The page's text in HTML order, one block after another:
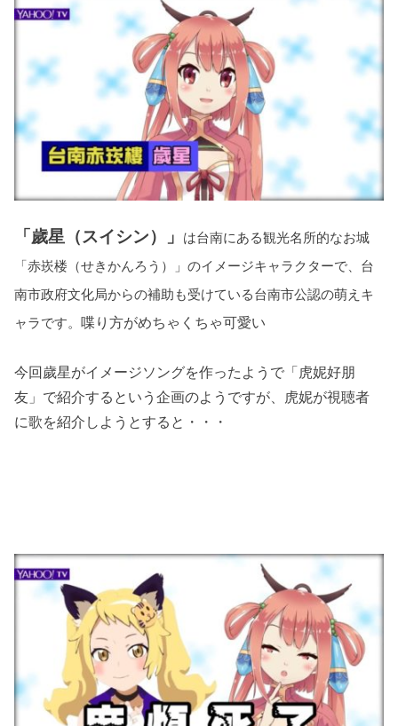
「歲星（スイシン）」
は台南にある観光名所的なお城
「赤崁楼（せきかんろう）」のイメージキャラクターで、台
南市政府文化局からの補助も受けている台南市公認の萌えキ
ャラです。 喋り方がめちゃくちゃ可愛い
今回歲星がイメージソングを作ったようで「虎妮好朋
友」で紹介するという企画のようですが、虎妮が視聴者
に歌を紹介しようとすると・・・